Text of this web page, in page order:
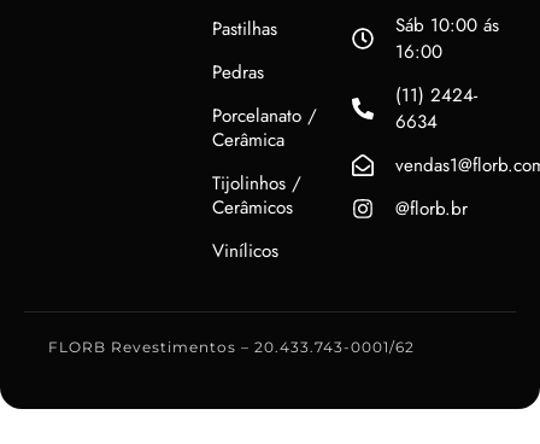
Pastilhas
Pedras
Porcelanato /
Cerâmica
Tijolinhos /
Cerâmicos
Vinílicos
Sáb 10:00 ás
16:00
(11) 2424-
6634
@florb.br
FLORB Revestimentos – 20.433.743-0001/62